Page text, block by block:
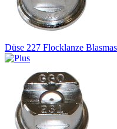
Düse 227 Flocklanze